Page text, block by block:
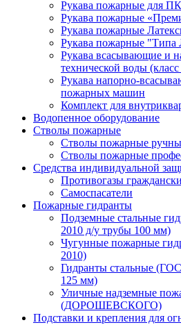
Рукава пожарные для ПК
Рукава пожарные
Рукава пожарные
Рукава пожарные "Типа
Рукава всасывающие и
технической воды
Рукава напорно-
пожарных машин
Комплект для
Водопенное оборудование
Стволы пожарные
Стволы пожарные
Стволы пожарные
Средства индивидуальной
Противогазы
Самоспасатели
Пожарные гидранты
Подземные стальные
2010 д/у трубы 100 мм)
Чугунные пожарные
2010)
Гидранты стальные
125 мм)
Уличные надземные
(ДОРОШЕВСКОГО)
Подставки и крепления для